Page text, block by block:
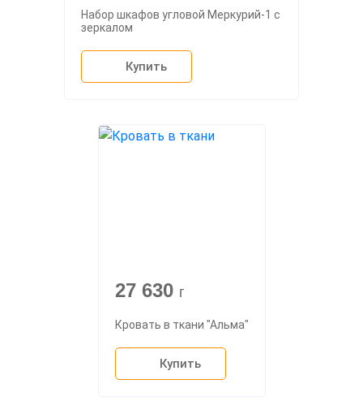
Набор шкафов угловой Меркурий-1 с
зеркалом
Купить
27 630 г
Кровать в ткани "Альма"
Купить